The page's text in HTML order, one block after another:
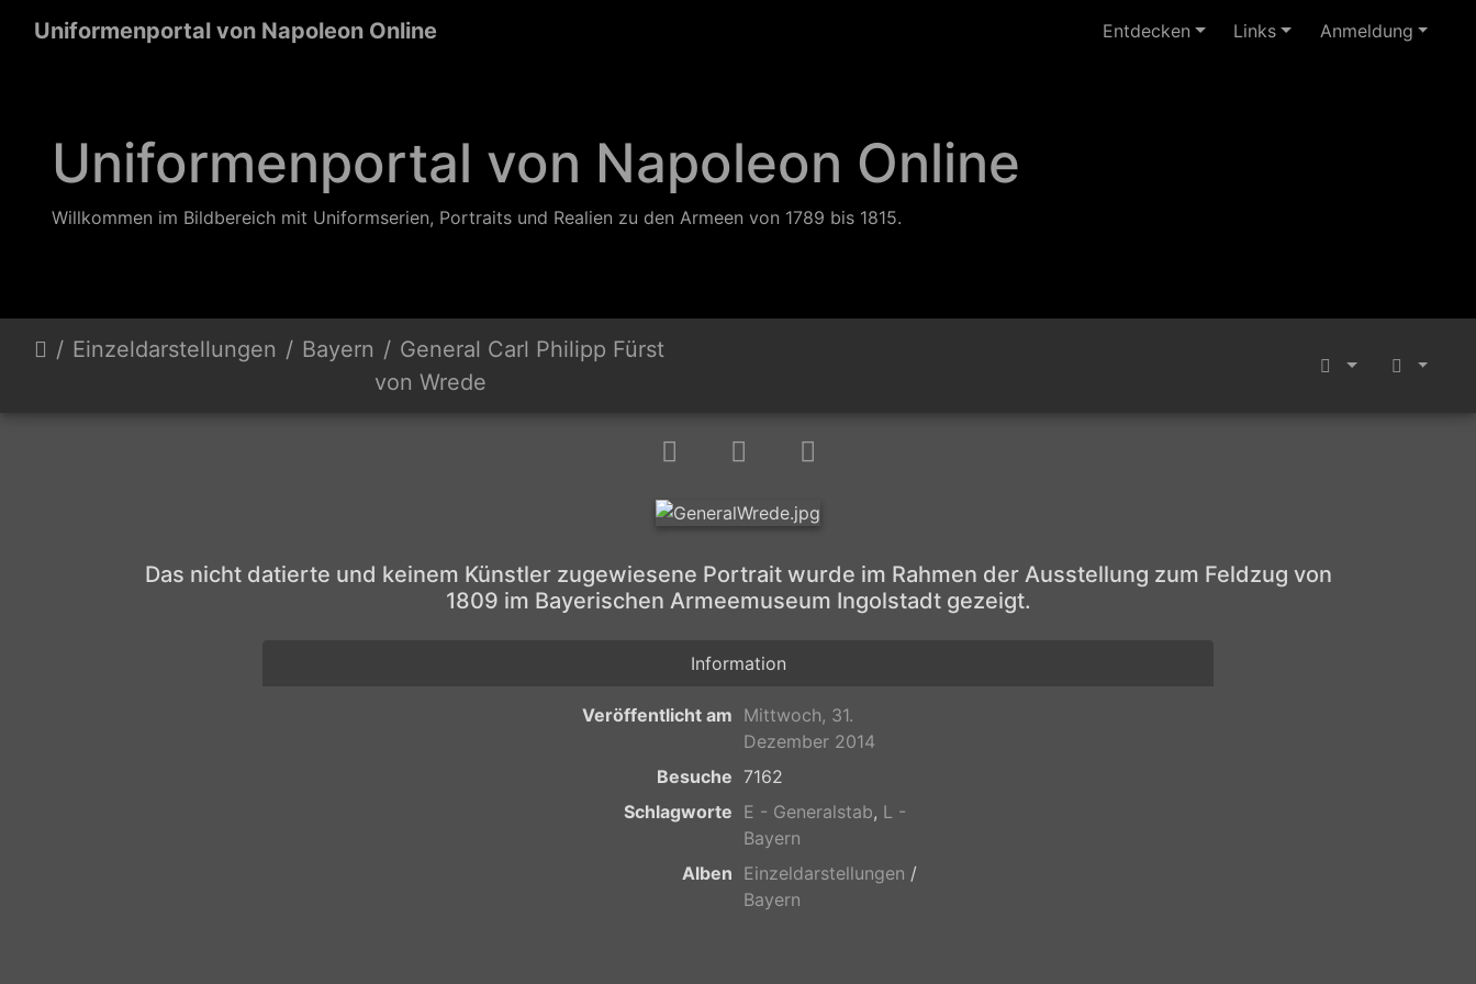
Uniformenportal von Napoleon Online Entdecken Links Anmeldung
Uniformenportal von Napoleon Online
Willkommen im Bildbereich mit Uniformserien, Portraits und Realien zu den Armeen von 1789 bis 1815.
Einzeldarstellungen Bayern
General Carl Philipp Fürst
von Wrede
Das nicht datierte und keinem Künstler zugewiesene Portrait wurde im Rahmen der Ausstellung zum Feldzug von
1809 im Bayerischen Armeemuseum Ingolstadt gezeigt.
Information
Veröffentlicht am Mittwoch, 31.
Dezember 2014
Besuche 7162
Schlagworte E - Generalstab, L -
Bayern
Alben Einzeldarstellungen /
Bayern